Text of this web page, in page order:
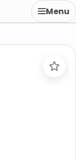
Menu